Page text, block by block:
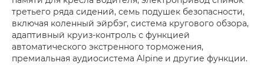
третьего ряда сидений, семь подушек безопасности,
включая коленный эйрбэг, система кругового обзора,
адаптивный круиз-контроль с функцией
автоматического экстренного торможения,
премиальная аудиосистема Alpine и другие функции.